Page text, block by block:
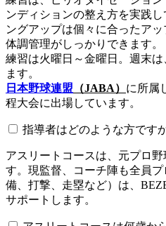
ンディションの整え方を実践
ングアップは個々に合ったア
体調管理がしっかりできます。
練習は火曜日～金曜日。週末
ます。
日本野球連盟 （JABA） に所属
程大会に出場しています。
指導者はどのような方です
アスリートコースは、元プロ
す。現監督、コーチ陣も全員
備、打撃、走塁など）は、
サポートします。